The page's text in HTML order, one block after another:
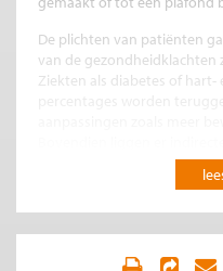
De plichten van patiënten
van de gezondheidklachten
Ziekten als diabetes of
van lager ziekteverzuim,
geluksniveau. Hoewel de